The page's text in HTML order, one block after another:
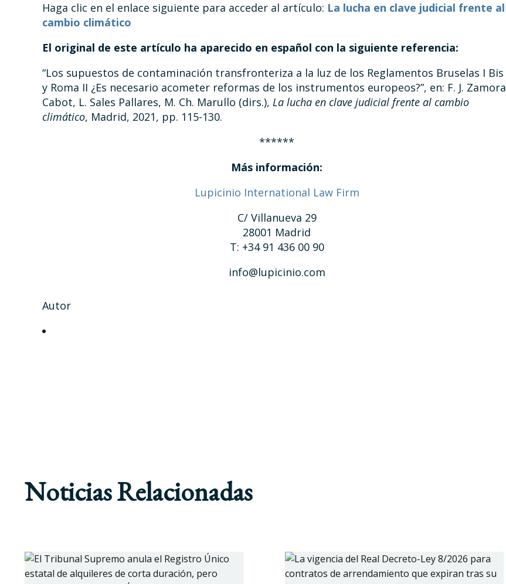
Haga clic en el enlace siguiente para acceder al artículo: La lucha en clave judicial frente al
cambio climático
El original de este artículo ha aparecido en español con la siguiente referencia:
“Los supuestos de contaminación transfronteriza a la luz de los Reglamentos Bruselas I Bis
y Roma II ¿Es necesario acometer reformas de los instrumentos europeos?”, en: F. J. Zamora
Cabot, L. Sales Pallares, M. Ch. Marullo (dirs.), La lucha en clave judicial frente al cambio
climático, Madrid, 2021, pp. 115-130.
******
Más información:
Lupicinio International Law Firm
C/ Villanueva 29
28001 Madrid
T: +34 91 436 00 90
info@lupicinio.com
Autor
Noticias Relacionadas